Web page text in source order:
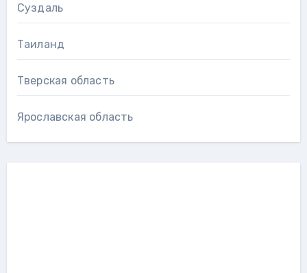
Суздаль
Таиланд
Тверская область
Ярославская область